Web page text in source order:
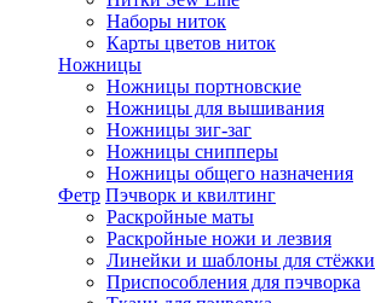
Наборы ниток
Карты цветов ниток
Ножницы
Ножницы портновские
Ножницы для вышивания
Ножницы зиг-заг
Ножницы снипперы
Ножницы общего назначения
Фетр Пэчворк и квилтинг
Раскройные маты
Раскройные ножи и лезвия
Линейки и шаблоны для стёжки
Приспособления для пэчворка